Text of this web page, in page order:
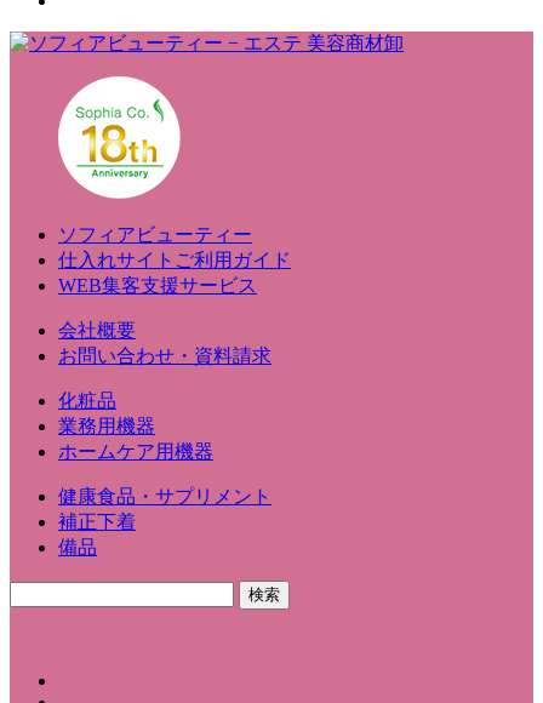
ソフィアビューティー
仕入れサイトご利用ガイド
WEB集客支援サービス
会社概要
お問い合わせ・資料請求
化粧品
業務用機器
ホームケア用機器
健康食品・サプリメント
補正下着
備品